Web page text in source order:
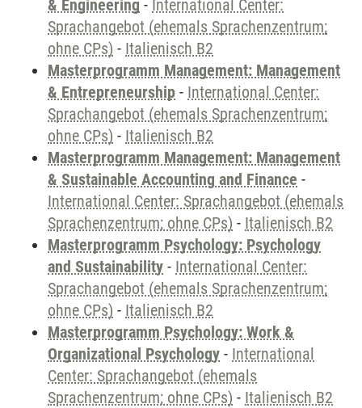
& Engineering - International Center:
Sprachangebot (ehemals Sprachenzentrum;
ohne CPs) - Italienisch B2
Masterprogramm Management: Management
& Entrepreneurship - International Center:
Sprachangebot (ehemals Sprachenzentrum;
ohne CPs) - Italienisch B2
Masterprogramm Management: Management
& Sustainable Accounting and Finance -
International Center: Sprachangebot (ehemals
Sprachenzentrum; ohne CPs) - Italienisch B2
Masterprogramm Psychology: Psychology
and Sustainability - International Center:
Sprachangebot (ehemals Sprachenzentrum;
ohne CPs) - Italienisch B2
Masterprogramm Psychology: Work &
Organizational Psychology - International
Center: Sprachangebot (ehemals
Sprachenzentrum; ohne CPs) - Italienisch B2